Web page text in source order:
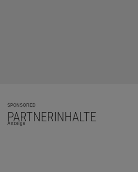
SPONSORED
PARTNERINHALTE
Anzeige